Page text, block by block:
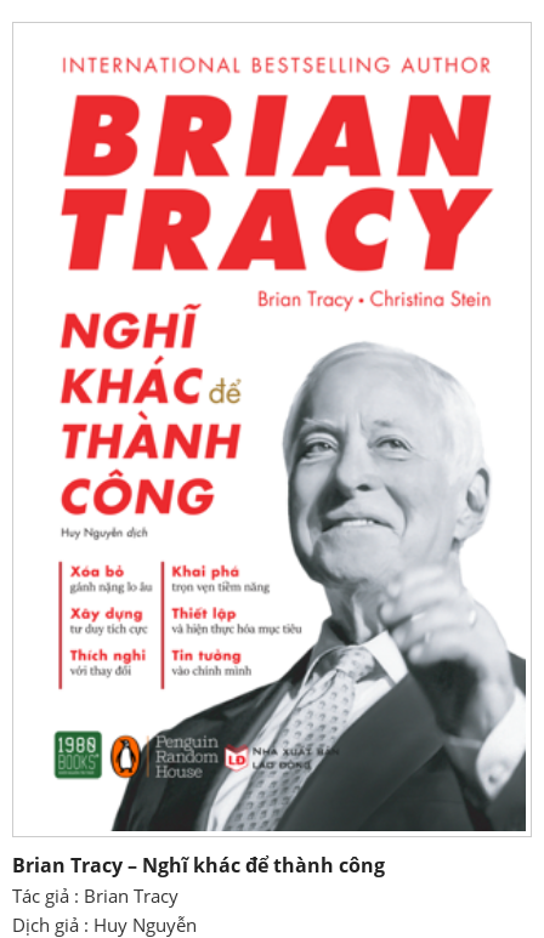
Brian Tracy – Nghĩ khác để thành công
Tác giả : Brian Tracy
Dịch giả : Huy Nguyễn